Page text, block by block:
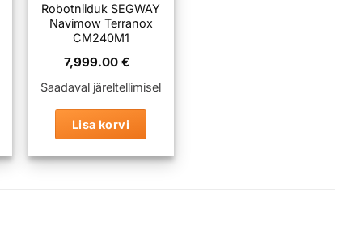
Robotniiduk SEGWAY
Navimow Terranox
CM240M1
7,999.00€
Saadaval järeltellimisel
Lisa korvi